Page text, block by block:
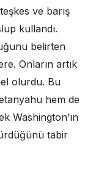
ve barış
kullandı.
belirten
Onların artık
olurdu. Bu
hem de
Washington’ın
tabir